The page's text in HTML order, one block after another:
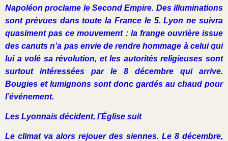
Napoléon proclame le Second Empire. Des illuminations
sont prévues dans toute la France le 5. Lyon ne suivra
quasiment pas ce mouvement : la frange ouvrière issue
des canuts n’a pas envie de rendre hommage à celui qui
lui a volé sa révolution, et les autorités religieuses sont
surtout intéressées par le 8 décembre qui arrive.
Bougies et lumignons sont donc gardés au chaud pour
l’événement.
Les Lyonnais décident, l’Église suit
Le climat va alors rejouer des siennes. Le 8 décembre,